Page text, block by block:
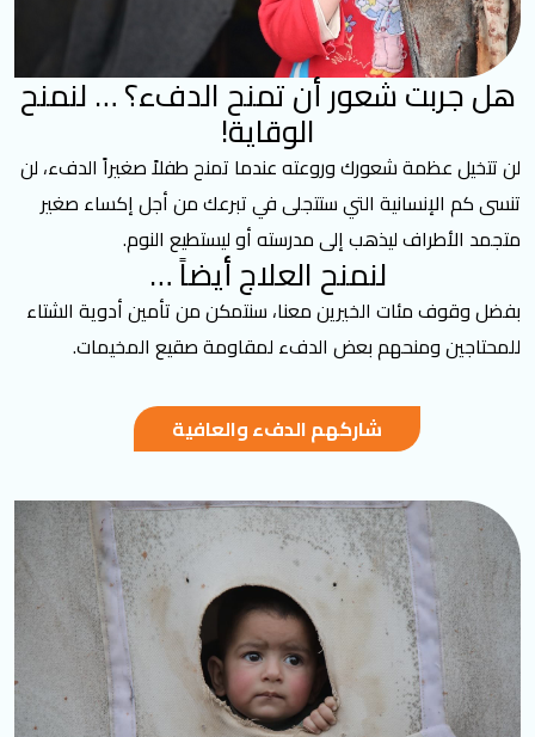
هل جربت شعور أن تمنح الدفء؟ … لنمنح
الوقاية!
لن تتخيل عظمة شعورك وروعته عندما تمنح طفلاً صغيراً الدفء، لن
تنسى كم الإنسانية التي ستتجلى في تبرعك من أجل إكساء صغير
متجمد الأطراف ليذهب إلى مدرسته أو ليستطيع النوم.
لنمنح العلاج أيضاً …
بفضل وقوف مئات الخيرين معنا، سنتمكن من تأمين أدوية الشتاء
للمحتاجين ومنحهم بعض الدفء لمقاومة صقيع المخيمات.
شاركهم الدفء والعافية